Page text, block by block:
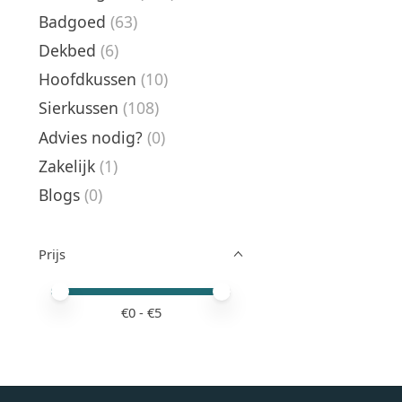
Badgoed (63)
Dekbed (6)
Hoofdkussen (10)
Sierkussen (108)
Advies nodig? (0)
Zakelijk (1)
Blogs (0)
Prijs
Minimale prijswaarde
Price maximum value
€0- €5